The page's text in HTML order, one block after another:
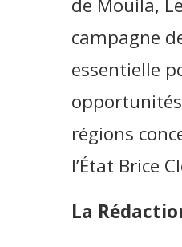
de Mouila,
campagne
essentielle
régions
l’État Brice
La